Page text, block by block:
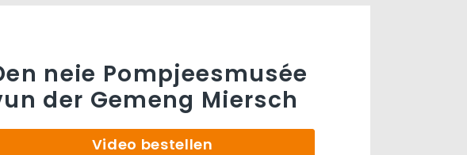
neie Pompjeesmusée
der Gemeng Miersch
Video bestellen